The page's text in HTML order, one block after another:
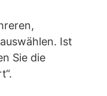
Ist
Sie die